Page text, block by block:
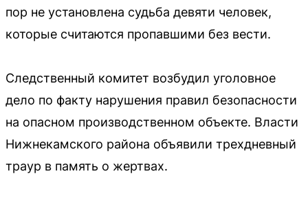
пор не установлена судьба девяти человек,
которые считаются пропавшими без вести.
Следственный комитет возбудил уголовное
дело по факту нарушения правил безопасности
на опасном производственном объекте. Власти
Нижнекамского района объявили трехдневный
траур в память о жертвах.